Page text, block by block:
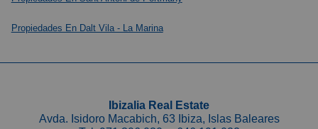
Propiedades En Dalt Vila - La Marina
Ibizalia Real Estate
Avda. Isidoro Macabich, 63 Ibiza, Islas Baleares